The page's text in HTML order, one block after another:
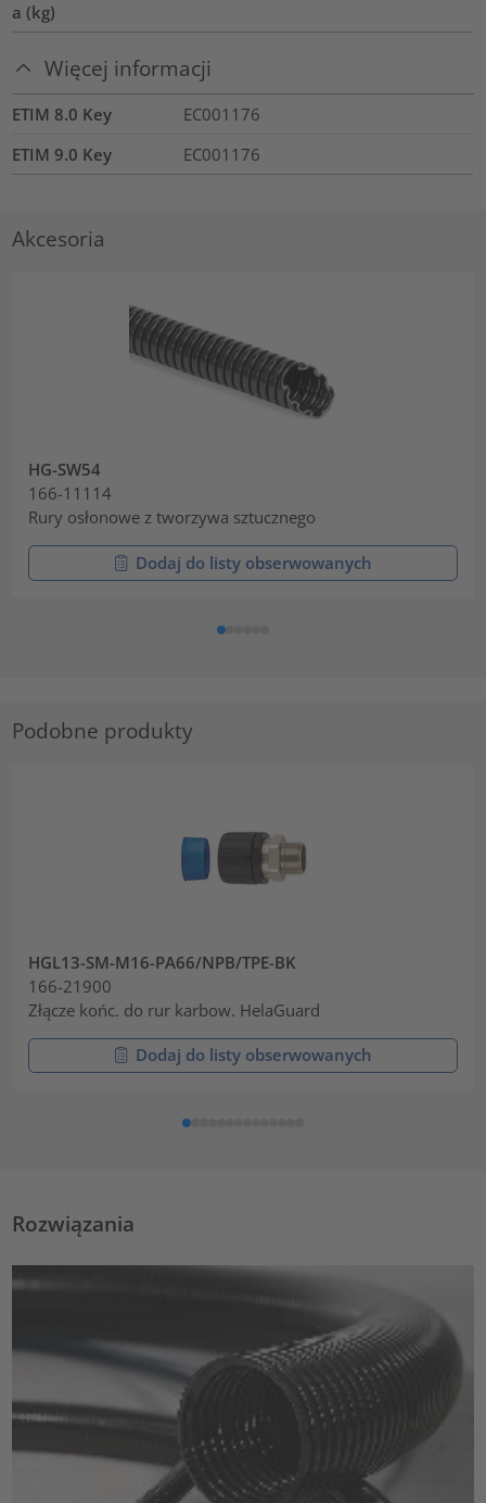
a (kg)
Więcej informacji
ETIM 8.0 Key
EC001176
ETIM 9.0 Key
EC001176
Akcesoria
HG-SW54
166-11114
Rury osłonowe z tworzywa sztucznego
Dodaj do listy obserwowanych
Podobne produkty
HGL13-SM-M16-PA66/NPB/TPE-BK
166-21900
Złącze końc. do rur karbow. HelaGuard
Dodaj do listy obserwowanych
Rozwiązania